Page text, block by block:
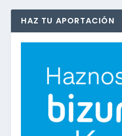
HAZ TU APORTACIÓN